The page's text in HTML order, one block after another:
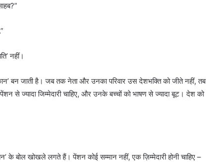
नहीं।
बन जाती है। जब तक नेता और उनका परिवार उस देशभक्ति को जीते नहीं, तब
से ज्यादा जिम्मेदारी चाहिए, और उनके बच्चों को भाषण से ज्यादा बूट। देश को
बोल खोखले लगते हैं। पेंशन कोई सम्मान नहीं, एक ज़िम्मेदारी होनी चाहिए –